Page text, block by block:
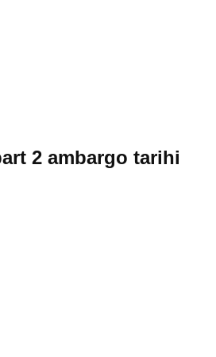
2 ambargo tarihi